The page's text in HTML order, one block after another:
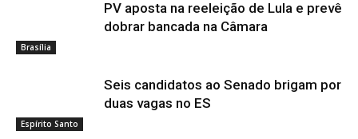
Brasília
PV aposta na reeleição de Lula e prevê
dobrar bancada na Câmara
Espírito Santo
Seis candidatos ao Senado brigam por
duas vagas no ES